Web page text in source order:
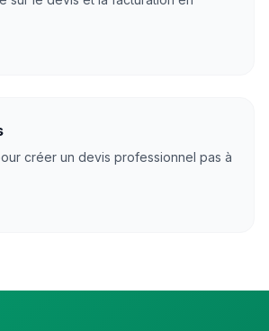
créer un devis professionnel pas à